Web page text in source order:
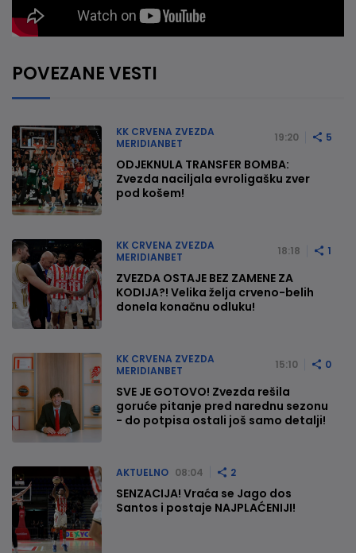
POVEZANE VESTI
KK CRVENA ZVEZDA
MERIDIANBET
19:20 5
ODJEKNULA TRANSFER BOMBA:
Zvezda naciljala evroligašku zver
pod košem!
KK CRVENA ZVEZDA
MERIDIANBET
18:18 1
ZVEZDA OSTAJE BEZ ZAMENE ZA
KODIJA?! Velika želja crveno-belih
donela konačnu odluku!
KK CRVENA ZVEZDA
MERIDIANBET
15:10 0
SVE JE GOTOVO! Zvezda rešila
goruće pitanje pred narednu sezonu
- do potpisa ostali još samo detalji!
AKTUELNO 08:04 2
SENZACIJA! Vraća se Jago dos
Santos i postaje NAJPLAĆENIJI!